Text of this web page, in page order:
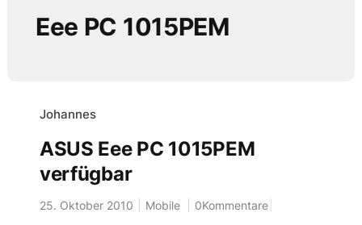
Eee PC 1015PEM
Johannes
ASUS Eee PC 1015PEM
verfügbar
25. Oktober 2010 Mobile 0Kommentare